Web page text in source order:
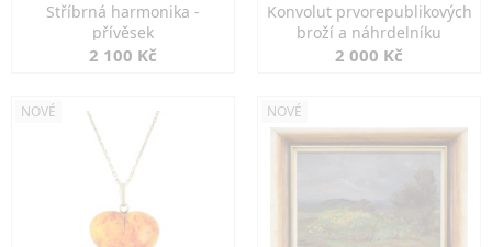
Stříbrná harmonika -
přívěsek
2 100 Kč
Konvolut prvorepublikových
broží a náhrdelníku
2 000 Kč
NOVÉ NOVÉ